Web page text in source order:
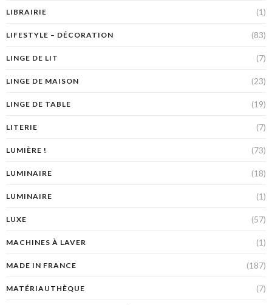
LIBRAIRIE (1)
LIFESTYLE – DÉCORATION (83)
LINGE DE LIT (7)
LINGE DE MAISON (23)
LINGE DE TABLE (19)
LITERIE (7)
LUMIÈRE ! (73)
LUMINAIRE (18)
LUMINAIRE (1)
LUXE (57)
MACHINES À LAVER (1)
MADE IN FRANCE (187)
MATÉRIAUTHÈQUE (7)